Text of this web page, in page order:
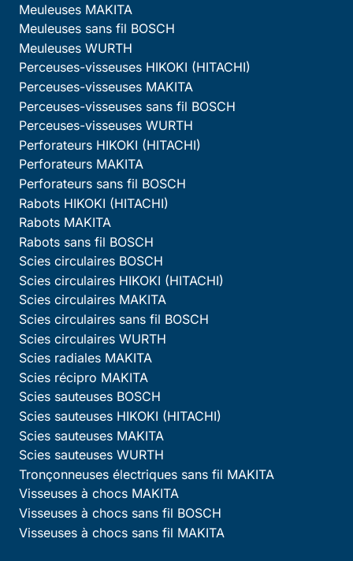
Meuleuses MAKITA
Meuleuses sans fil BOSCH
Meuleuses WURTH
Perceuses-visseuses HIKOKI (HITACHI)
Perceuses-visseuses MAKITA
Perceuses-visseuses sans fil BOSCH
Perceuses-visseuses WURTH
Perforateurs HIKOKI (HITACHI)
Perforateurs MAKITA
Perforateurs sans fil BOSCH
Rabots HIKOKI (HITACHI)
Rabots MAKITA
Rabots sans fil BOSCH
Scies circulaires BOSCH
Scies circulaires HIKOKI (HITACHI)
Scies circulaires MAKITA
Scies circulaires sans fil BOSCH
Scies circulaires WURTH
Scies radiales MAKITA
Scies récipro MAKITA
Scies sauteuses BOSCH
Scies sauteuses HIKOKI (HITACHI)
Scies sauteuses MAKITA
Scies sauteuses WURTH
Tronçonneuses électriques sans fil MAKITA
Visseuses à chocs MAKITA
Visseuses à chocs sans fil BOSCH
Visseuses à chocs sans fil MAKITA